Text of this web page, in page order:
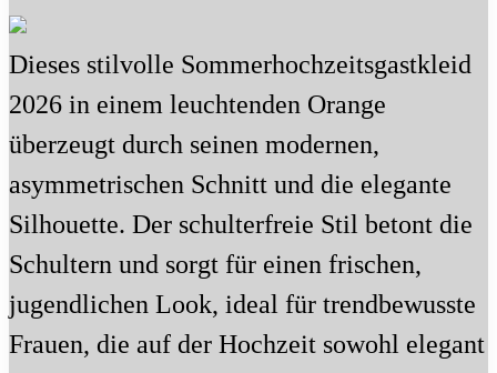
Dieses stilvolle Sommerhochzeitsgastkleid
2026 in einem leuchtenden Orange
überzeugt durch seinen modernen,
asymmetrischen Schnitt und die elegante
Silhouette. Der schulterfreie Stil betont die
Schultern und sorgt für einen frischen,
jugendlichen Look, ideal für trendbewusste
Frauen, die auf der Hochzeit sowohl elegant